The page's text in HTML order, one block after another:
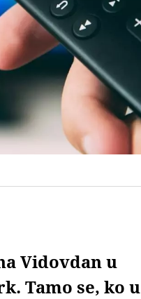
Vidovdan u
Tamo se, ko u